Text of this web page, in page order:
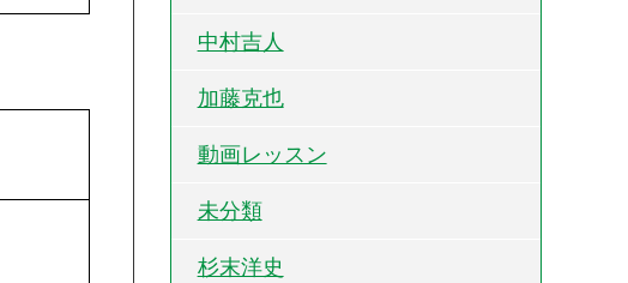
中村吉人
加藤克也
動画レッスン
未分類
杉末洋史